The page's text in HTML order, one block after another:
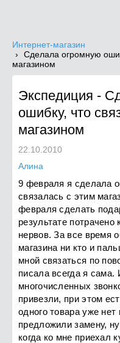
Интернет-магазин
Сделала огромную
магазином
Экспедиция -
ошибку, что
магазином
22.10.2010
Алина
9 февраля я сделала
связалась с этим
февраля сделать
результате
нервов. За все время
магазина ни кто и
мной связаться по
писала всегда я сама.
многочисленных
привезли, при этом
одного товара уже
предложили замену,
когда ко мне приехал